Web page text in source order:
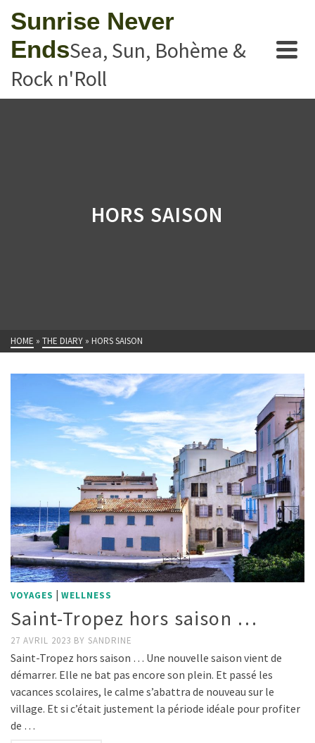
Sunrise Never
EndsSea, Sun, Bohème &
Rock n'Roll
HORS SAISON
HOME » THE DIARY » HORS SAISON
VOYAGES | WELLNESS
Saint-Tropez hors saison …
27 AVRIL 2023 BY SANDRINE
Saint-Tropez hors saison … Une nouvelle saison vient de
démarrer. Elle ne bat pas encore son plein. Et passé les
vacances scolaires, le calme s’abattra de nouveau sur le
village. Et si c’était justement la période idéale pour profiter
de …